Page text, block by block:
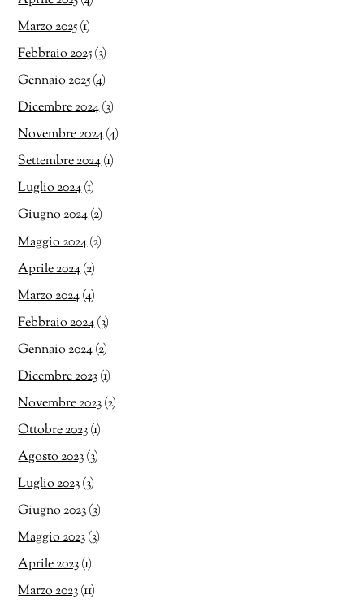
Marzo 2025(1)
Febbraio 2025(3)
Gennaio 2025(4)
Dicembre 2024(3)
Novembre 2024(4)
Settembre 2024(1)
Luglio 2024(1)
Giugno 2024(2)
Maggio 2024(2)
Aprile 2024(2)
Marzo 2024(4)
Febbraio 2024(3)
Gennaio 2024(2)
Dicembre 2023(1)
Novembre 2023(2)
Ottobre 2023(1)
Agosto 2023(3)
Luglio 2023(3)
Giugno 2023(3)
Maggio 2023(3)
Aprile 2023(1)
Marzo 2023(11)